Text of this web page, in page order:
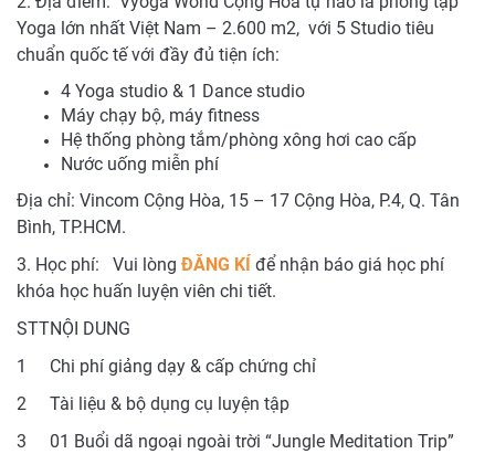
Yoga lớn nhất Việt Nam – 2.600 m2, với 5 Studio tiêu
chuẩn quốc tế với đầy đủ tiện ích:
4 Yoga studio & 1 Dance studio
Máy chạy bộ, máy fitness
Hệ thống phòng tắm/phòng xông hơi cao cấp
Nước uống miễn phí
Địa chỉ: Vincom Cộng Hòa, 15 – 17 Cộng Hòa, P.4, Q. Tân
Bình, TP.HCM.
3. Học phí: Vui lòngĐĂNG KÍ để nhận báo giá học phí
khóa học huấn luyện viên chi tiết.
STTNỘI DUNG
1
Chi phí giảng dạy & cấp chứng chỉ
2
Tài liệu & bộ dụng cụ luyện tập
3
01 Buổi dã ngoại ngoài trời “Jungle Meditation Trip”